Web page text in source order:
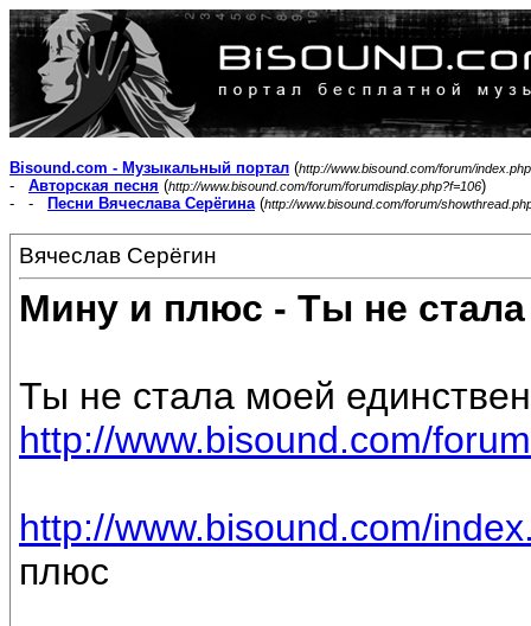
Bisound.com - Музыкальный портал (http://www.bisound.com/forum/index.php
- Авторская песня (http://www.bisound.com/forum/forumdisplay.php?f=106)
- -
Песни Вячеслава Серёгина(http://www.bisound.com/forum/
Вячеслав Серёгин
Мину и плюс - Ты не
Ты не стала моей
http://www.bisound.com/
http://www.bisound.com/
плюс